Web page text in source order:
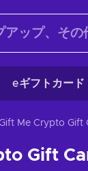
eギフトカード
Gift